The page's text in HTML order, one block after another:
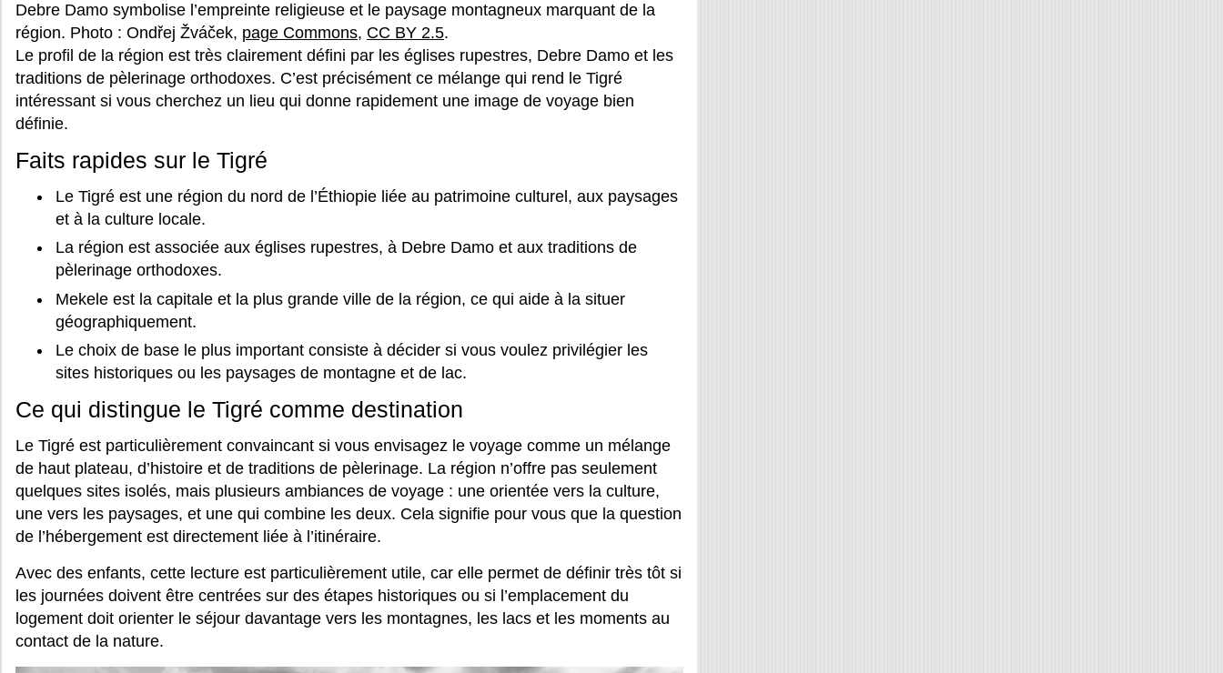
Debre Damo symbolise l’empreinte religieuse et le paysage montagneux marquant de la
région. Photo : Ondřej Žváček, page Commons, CC BY 2.5.
Le profil de la région est très clairement défini par les églises rupestres, Debre Damo et les
traditions de pèlerinage orthodoxes. C’est précisément ce mélange qui rend le Tigré
intéressant si vous cherchez un lieu qui donne rapidement une image de voyage bien
définie.
Faits rapides sur le Tigré
Le Tigré est une région du nord de l’Éthiopie liée au patrimoine culturel, aux paysages
et à la culture locale.
La région est associée aux églises rupestres, à Debre Damo et aux traditions de
pèlerinage orthodoxes.
Mekele est la capitale et la plus grande ville de la région, ce qui aide à la situer
géographiquement.
Le choix de base le plus important consiste à décider si vous voulez privilégier les
sites historiques ou les paysages de montagne et de lac.
Ce qui distingue le Tigré comme destination
Le Tigré est particulièrement convaincant si vous envisagez le voyage comme un mélange
de haut plateau, d’histoire et de traditions de pèlerinage. La région n’offre pas seulement
quelques sites isolés, mais plusieurs ambiances de voyage : une orientée vers la culture,
une vers les paysages, et une qui combine les deux. Cela signifie pour vous que la question
de l’hébergement est directement liée à l’itinéraire.
Avec des enfants, cette lecture est particulièrement utile, car elle permet de définir très tôt si
les journées doivent être centrées sur des étapes historiques ou si l’emplacement du
logement doit orienter le séjour davantage vers les montagnes, les lacs et les moments au
contact de la nature.